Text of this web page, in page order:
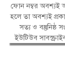
ফোন নম্বর অবশ্যই
হলে তা অবশ্যই
সত্য ও বস্তুনিষ্ঠ
ইউটিউব